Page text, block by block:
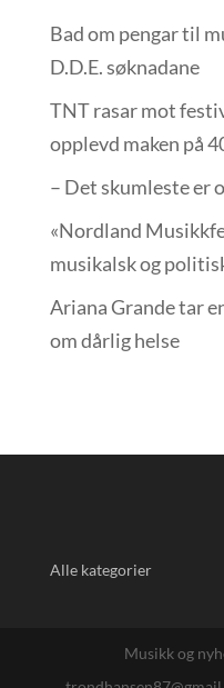
Bad om pengar til
D.D.E. søknadane
TNT rasar mot
opplevd maken på
– Det skumleste er
«Nordland
musikalsk og
Ariana Grande tar
om dårlig helse
Alle kategorier
Musikk og